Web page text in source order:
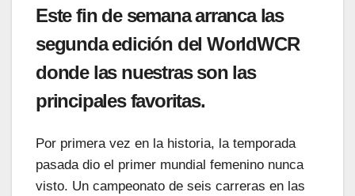
Este fin de semana arranca las
segunda edición del WorldWCR
donde las nuestras son las
principales favoritas.
Por primera vez en la historia, la temporada
pasada dio el primer mundial femenino nunca
visto. Un campeonato de seis carreras en las